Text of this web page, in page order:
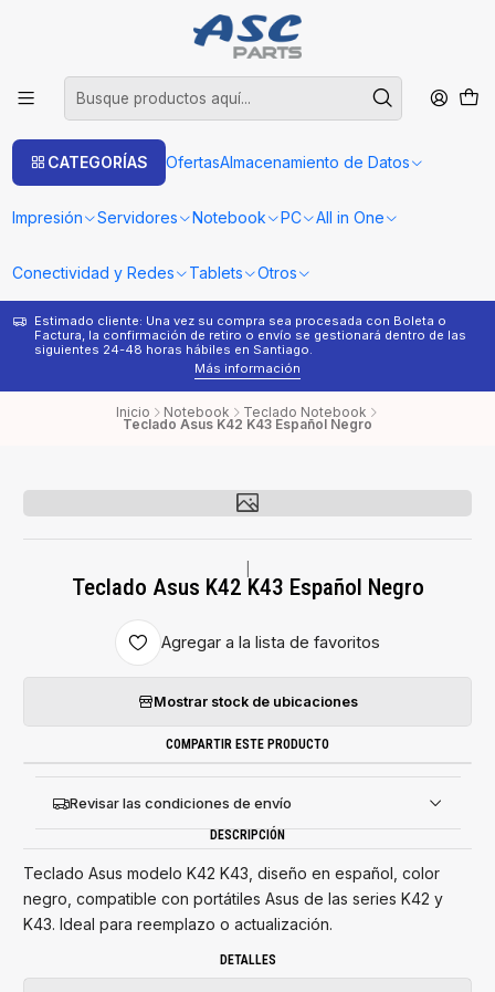
CATEGORÍAS OfertasAlmacenamiento de Datos
Impresión Servidores Notebook PC All in One
Conectividad y Redes Tablets Otros
Estimado cliente: Una vez su compra sea procesada con Boleta o
Factura, la confirmación de retiro o envío se gestionará dentro de las
siguientes 24-48 horas hábiles en Santiago.
Más información
Inicio Notebook Teclado Notebook
Teclado Asus K42 K43 Español Negro
Teclado Asus K42 K43 Español Negro
Agregar a la lista de favoritos
Mostrar stock de ubicaciones
COMPARTIR ESTE PRODUCTO
Revisar las condiciones de envío
DESCRIPCIÓN
Teclado Asus modelo K42 K43, diseño en español, color
negro, compatible con portátiles Asus de las series K42 y
K43. Ideal para reemplazo o actualización.
DETALLES